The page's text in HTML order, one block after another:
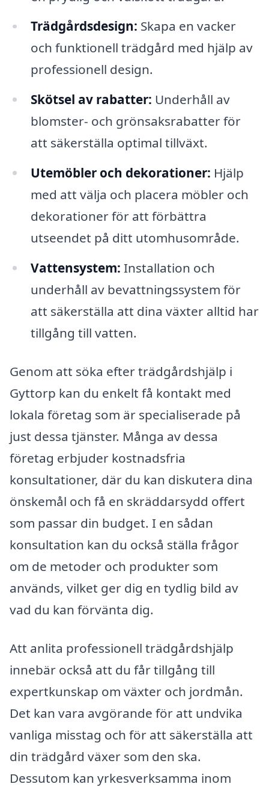
Trädgårdsdesign: Skapa en vacker
och funktionell trädgård med hjälp av
professionell design.
Skötsel av rabatter: Underhåll av
blomster- och grönsaksrabatter för
att säkerställa optimal tillväxt.
Utemöbler och dekorationer: Hjälp
med att välja och placera möbler och
dekorationer för att förbättra
utseendet på ditt utomhusområde.
Vattensystem: Installation och
underhåll av bevattningssystem för
att säkerställa att dina växter alltid har
tillgång till vatten.
Genom att söka efter trädgårdshjälp i
Gyttorp kan du enkelt få kontakt med
lokala företag som är specialiserade på
just dessa tjänster. Många av dessa
företag erbjuder kostnadsfria
konsultationer, där du kan diskutera dina
önskemål och få en skräddarsydd offert
som passar din budget. I en sådan
konsultation kan du också ställa frågor
om de metoder och produkter som
används, vilket ger dig en tydlig bild av
vad du kan förvänta dig.
Att anlita professionell trädgårdshjälp
innebär också att du får tillgång till
expertkunskap om växter och jordmån.
Det kan vara avgörande för att undvika
vanliga misstag och för att säkerställa att
din trädgård växer som den ska.
Dessutom kan yrkesverksamma inom